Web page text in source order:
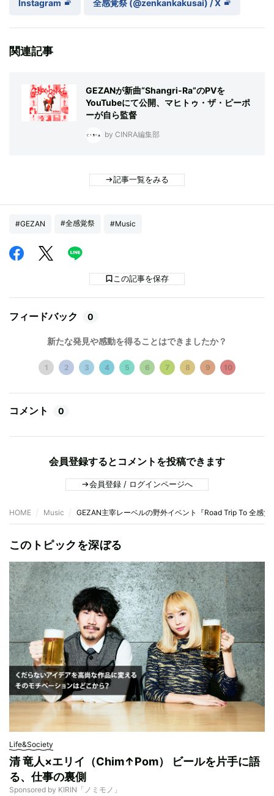
Instagram 全感覚祭 (@zenkankakusai) / X
関連記事
GEZANが新曲“Shangri-Ra”のPVを
YouTubeにて公開、マヒトゥ・ザ・ピーポ
ーが自ら監督
by CINRA編集部
記事一覧をみる
#GEZAN #全感覚祭 #Music
この記事を保存
フィードバック 0
新たな発見や感動を得ることはできましたか？
1 2 3 4 5 6 7 8 9 10
コメント 0
会員登録するとコメントを投稿できます
会員登録 / ログインページへ
HOME Music GEZAN主宰レーベルの野外イベント『Road Trip To 全感
このトピックを深ぼる
Life&Society
清 竜人×エリイ（Chim↑Pom） ビールを片手に語
る、仕事の裏側
Sponsored by KIRIN「ノミモノ」